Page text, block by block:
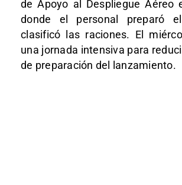
de Apoyo al Despliegue Aéreo
donde el personal preparó
clasificó las raciones. El
una jornada intensiva para
de preparación del lanzamiento.